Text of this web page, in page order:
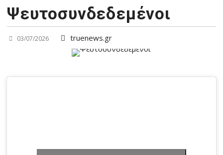
Ψευτοσυνδεδεμένοι
03/07/2026 truenews.gr